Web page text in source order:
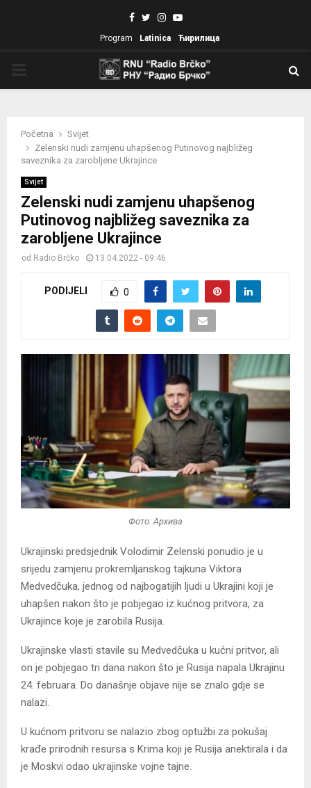
Facebook
TwitterInstagram
Youtube
Program Latinica Ћирилица
Početna
Svijet
Zelenski nudi zamjenu uhapšenog Putinovog najbližeg
saveznika za zarobljene Ukrajince
Svijet
Zelenski nudi zamjenu uhapšenog
Putinovog najbližeg saveznika za
zarobljene Ukrajince
od Radio Brčko 13.04.2022 - 09:46
PODIJELI 0
Фото: Архива
Ukrajinski predsjednik Volodimir Zelenski ponudio je u
srijedu zamjenu prokremljanskog tajkuna Viktora
Medvedčuka, jednog od najbogatijih ljudi u Ukrajini koji je
uhapšen nakon što je pobjegao iz kućnog pritvora, za
Ukrajince koje je zarobila Rusija.
Ukrajinske vlasti stavile su Medvedčuka u kućni pritvor, ali
on je pobjegao tri dana nakon što je Rusija napala Ukrajinu
24. februara. Do današnje objave nije se znalo gdje se
nalazi.
U kućnom pritvoru se nalazio zbog optužbi za pokušaj
krađe prirodnih resursa s Krima koji je Rusija anektirala i da
je Moskvi odao ukrajinske vojne tajne.